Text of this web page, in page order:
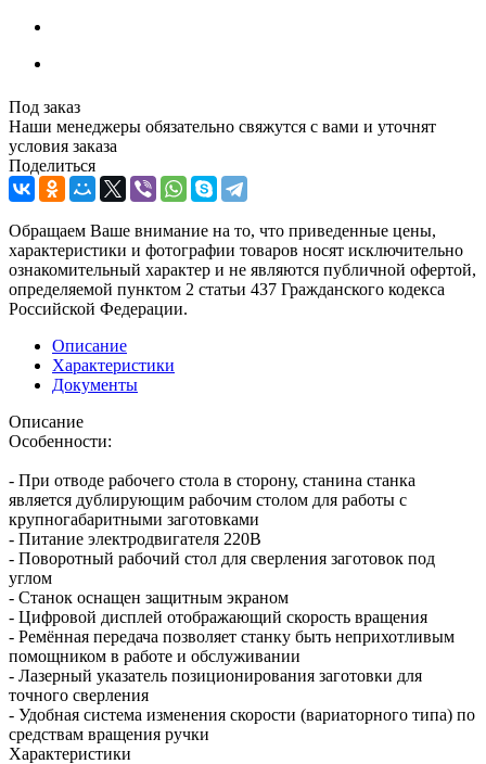
Под заказ
Наши менеджеры обязательно свяжутся с вами и уточнят
условия заказа
Поделиться
Обращаем Ваше внимание на то, что приведенные цены,
характеристики и фотографии товаров носят исключительно
ознакомительный характер и не являются публичной офертой,
определяемой пунктом 2 статьи 437 Гражданского кодекса
Российской Федерации.
Описание
Характеристики
Документы
Описание
Особенности:
- При отводе рабочего стола в сторону, станина станка
является дублирующим рабочим столом для работы с
крупногабаритными заготовками
- Питание электродвигателя 220В
- Поворотный рабочий стол для сверления заготовок под
углом
- Станок оснащен защитным экраном
- Цифровой дисплей отображающий скорость вращения
- Ремённая передача позволяет станку быть неприхотливым
помощником в работе и обслуживании
- Лазерный указатель позиционирования заготовки для
точного сверления
- Удобная система изменения скорости (вариаторного типа) по
средствам вращения ручки
Характеристики